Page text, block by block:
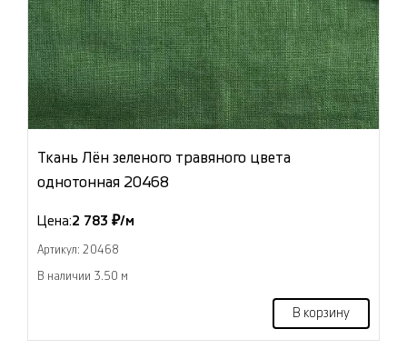
Ткань Лён зеленого травяного цвета
однотонная 20468
Цена:2 783 ₽/м
Артикул: 20468
В наличии 3.50 м
В корзину